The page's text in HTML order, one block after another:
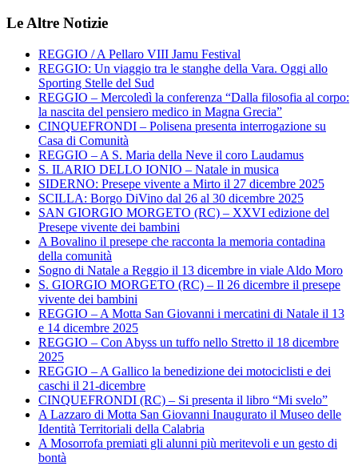
Le Altre Notizie
REGGIO / A Pellaro VIII Jamu Festival
REGGIO: Un viaggio tra le stanghe della Vara. Oggi allo
Sporting Stelle del Sud
REGGIO – Mercoledì la conferenza “Dalla filosofia al corpo:
la nascita del pensiero medico in Magna Grecia”
CINQUEFRONDI – Polisena presenta interrogazione su
Casa di Comunità
REGGIO – A S. Maria della Neve il coro Laudamus
S. ILARIO DELLO IONIO – Natale in musica
SIDERNO: Presepe vivente a Mirto il 27 dicembre 2025
SCILLA: Borgo DiVino dal 26 al 30 dicembre 2025
SAN GIORGIO MORGETO (RC) – XXVI edizione del
Presepe vivente dei bambini
A Bovalino il presepe che racconta la memoria contadina
della comunità
Sogno di Natale a Reggio il 13 dicembre in viale Aldo Moro
S. GIORGIO MORGETO (RC) – Il 26 dicembre il presepe
vivente dei bambini
REGGIO – A Motta San Giovanni i mercatini di Natale il 13
e 14 dicembre 2025
REGGIO – Con Abyss un tuffo nello Stretto il 18 dicembre
2025
REGGIO – A Gallico la benedizione dei motociclisti e dei
caschi il 21-dicembre
CINQUEFRONDI (RC) – Si presenta il libro “Mi svelo”
A Lazzaro di Motta San Giovanni Inaugurato il Museo delle
Identità Territoriali della Calabria
A Mosorrofa premiati gli alunni più meritevoli e un gesto di
bontà